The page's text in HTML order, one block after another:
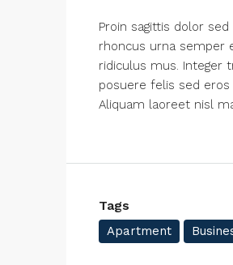
Proin sagittis dolor
rhoncus urna semper
ridiculus mus. Integer
posuere felis sed
Aliquam laoreet nisl
Tags
Apartment